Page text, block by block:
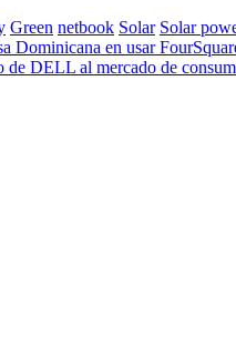
Green netbook Solar Solar
Dominicana en usar
DELL al mercado de